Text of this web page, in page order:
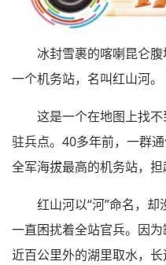
冰封雪裹的喀喇昆仑
一个机务站，名叫红山河。
这是一个在地图上找
驻兵点。40多年前，一群
全军海拔最高的机务站，担
红山河以“河”命名，
一直困扰着全站官兵。因
近百公里外的湖里取水，